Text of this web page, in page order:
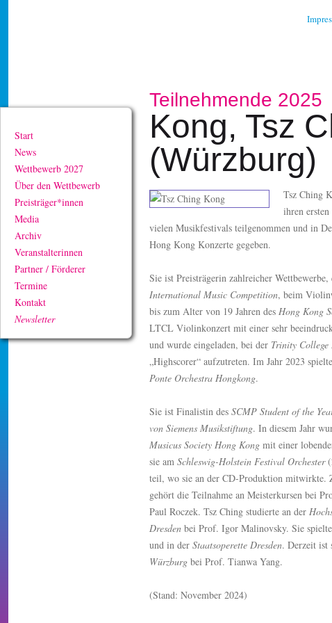
Teilnehmende 2025
Kong, Tsz
(Würzburg)
Tsz Ching
ihren
vielen Musikfestivals teilgenommen und in
Hong Kong Konzerte gegeben.
Sie ist Preisträgerin zahlreicher
International Music Competition, beim
bis zum Alter von 19 Jahren des Hong Kong
LTCL Violinkonzert mit einer sehr
und wurde eingeladen, bei der Trinity College
„Highscorer“ aufzutreten. Im Jahr 2023
Ponte Orchestra Hongkong.
Sie ist Finalistin des SCMP Student of the
von Siemens Musikstiftung. In diesem Jahr
Musicus Society Hong Kongmit einer
sie am Schleswig-Holstein Festival Orchester
teil, wo sie an der CD-Produktion mitwirkte.
gehört die Teilnahme an Meisterkursen bei
Paul Roczek. Tsz Ching studierte an der
Dresdenbei Prof. Igor Malinovsky. Sie
und in der Staatsoperette Dresden. Derzeit ist
Würzburgbei Prof. Tianwa Yang.
(Stand: November 2024)
Start
News
Wettbewerb 2027
Über den Wettbewerb
Preisträger*innen
Media
Archiv
Veranstalterinnen
Partner / Förderer
Termine
Kontakt
Newsletter